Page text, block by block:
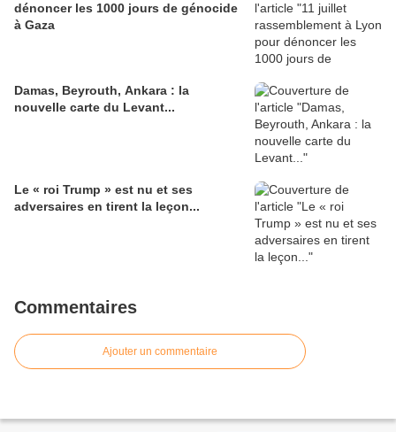
dénoncer les 1000 jours de génocide
à Gaza
Damas, Beyrouth, Ankara : la
nouvelle carte du Levant...
Le « roi Trump » est nu et ses
adversaires en tirent la leçon...
Commentaires
Ajouter un commentaire